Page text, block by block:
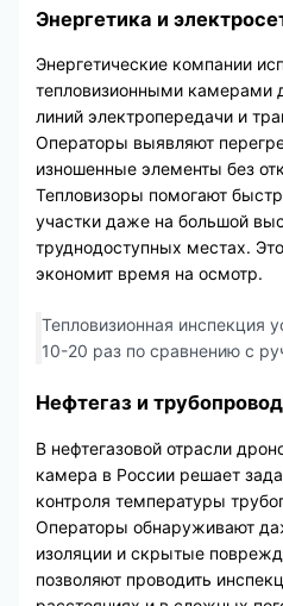
Энергетика и
Энергетические компании
тепловизионными камерами
линий электропередачи и
Операторы выявляют
изношенные элементы без
Тепловизоры помогают
участки даже на большой
труднодоступных местах.
экономит время на осмотр.
Тепловизионная инспекция
10-20 раз по сравнению с
Нефтегаз и
В нефтегазовой отрасли
камера в России решает
контроля температуры
Операторы обнаруживают
изоляции и скрытые
позволяют проводить